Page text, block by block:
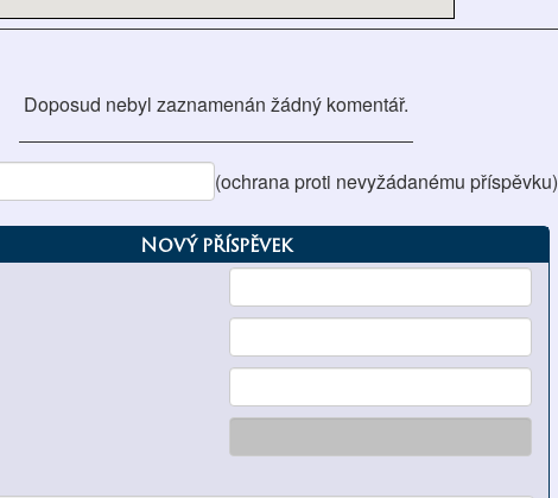
Doposud nebyl zaznamenán žádný komentář.
(ochrana proti nevyžádanému příspěvku)
Nový příspěvek